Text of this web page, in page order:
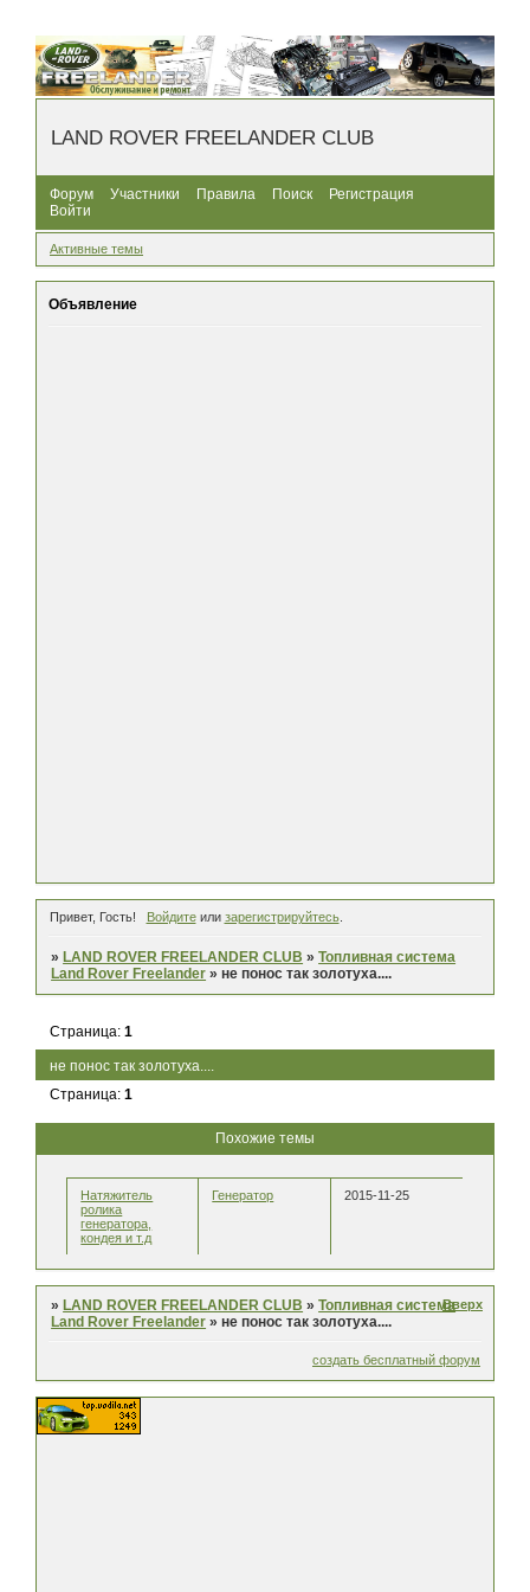
LAND ROVER FREELANDER CLUB
Форум Участники Правила Поиск
Регистрация
Войти
Активные темы
Объявление
Привет, Гость! Войдитеили зарегистрируйтесь.
» LAND ROVER FREELANDER CLUB »Топливная система
Land Rover Freelander »не понос так золотуха....
не понос так золотуха....
Страница:1
Страница:1
Похожие темы
Натяжитель
ролика
генератора,
кондея и т.д
Генератор 2015-11-25
» LAND ROVER FREELANDER CLUB »Топливная система
Land Rover Freelander »не понос так золотуха....
Вверх
создать бесплатный форум